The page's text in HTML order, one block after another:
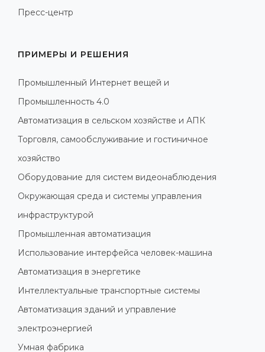
Пресс-центр
ПРИМЕРЫ И РЕШЕНИЯ
Промышленный Интернет вещей и
Промышленность 4.0
Автоматизация в сельском хозяйстве и АПК
Торговля, самообслуживание и гостиничное
хозяйство
Оборудование для систем видеонаблюдения
Окружающая среда и системы управления
инфраструктурой
Промышленная автоматизация
Использование интерфейса человек-машина
Автоматизация в энергетике
Интеллектуальные транспортные системы
Автоматизация зданий и управление
электроэнергией
Умная фабрика